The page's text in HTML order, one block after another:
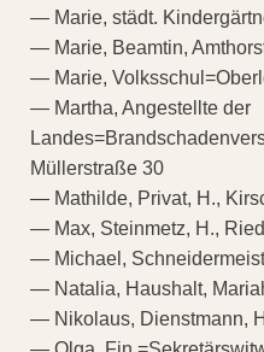
— Marie, städt.
— Marie, Beamtin,
— Marie,
— Martha, Angestellte der
Müllerstraße 30
— Mathilde, Privat, H.,
— Max, Steinmetz, H.,
— Michael,
— Natalia, Haushalt,
— Nikolaus, Dienstmann,